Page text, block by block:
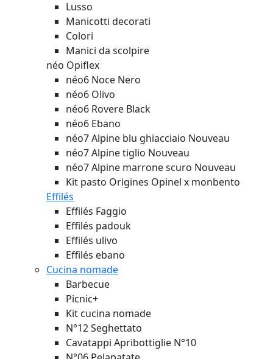
Lusso
Manicotti decorati
Colori
Manici da scolpire
néo Opiflex
néo6 Noce Nero
néo6 Olivo
néo6 Rovere Black
néo6 Ebano
néo7 Alpine blu ghiacciaio Nouveau
néo7 Alpine tiglio Nouveau
néo7 Alpine marrone scuro Nouveau
Kit pasto Origines Opinel x monbento
Effilés
Effilés Faggio
Effilés padouk
Effilés ulivo
Effilés ebano
Cucina nomade
Barbecue
Picnic+
Kit cucina nomade
N°12 Seghettato
Cavatappi Apribottiglie N°10